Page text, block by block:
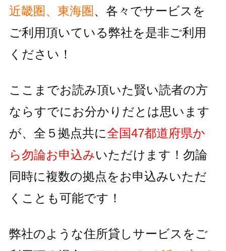
近畿圏、東海圏、各々でサービスを
ご利用頂いている弊社を是非ご利用
ください！
ここまでお読み頂いた賢い読者の方
ならすでにお分かりだとは思います
が、全５拠点共に全国47都道府県か
ら勿論お申込みいただけます！ 勿論
同時に複数の拠点をお申込みいただ
くことも可能です！
弊社のような住所貸しサービスをご